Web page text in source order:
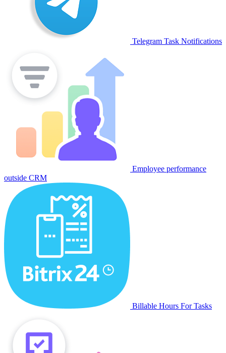
Telegram Task Notifications
Employee performance
outside CRM
Billable Hours For Tasks